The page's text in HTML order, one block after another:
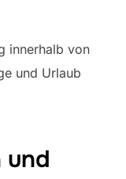
innerhalb von
und Urlaub
und